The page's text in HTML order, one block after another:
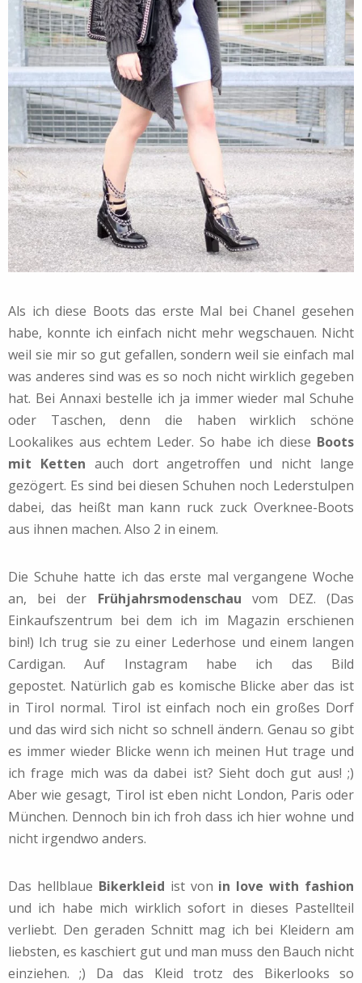
Als ich diese Boots das erste Mal bei Chanel gesehen
habe, konnte ich einfach nicht mehr wegschauen. Nicht
weil sie mir so gut gefallen, sondern weil sie einfach mal
was anderes sind was es so noch nicht wirklich gegeben
hat. Bei Annaxi bestelle ich ja immer wieder mal Schuhe
oder Taschen, denn die haben wirklich schöne
Lookalikes aus echtem Leder. So habe ich diese Boots
mit Ketten auch dort angetroffen und nicht lange
gezögert. Es sind bei diesen Schuhen noch Lederstulpen
dabei, das heißt man kann ruck zuck Overknee-Boots
aus ihnen machen. Also 2 in einem.
Die Schuhe hatte ich das erste mal vergangene Woche
an, bei der Frühjahrsmodenschau vom DEZ. (Das
Einkaufszentrum bei dem ich im Magazin erschienen
bin!) Ich trug sie zu einer Lederhose und einem langen
Cardigan. Auf Instagram habe ich das Bild
gepostet. Natürlich gab es komische Blicke aber das ist
in Tirol normal. Tirol ist einfach noch ein großes Dorf
und das wird sich nicht so schnell ändern. Genau so gibt
es immer wieder Blicke wenn ich meinen Hut trage und
ich frage mich was da dabei ist? Sieht doch gut aus! ;)
Aber wie gesagt, Tirol ist eben nicht London, Paris oder
München. Dennoch bin ich froh dass ich hier wohne und
nicht irgendwo anders.
Das hellblaue Bikerkleid ist von in love with fashion
und ich habe mich wirklich sofort in dieses Pastellteil
verliebt. Den geraden Schnitt mag ich bei Kleidern am
liebsten, es kaschiert gut und man muss den Bauch nicht
einziehen. ;) Da das Kleid trotz des Bikerlooks so